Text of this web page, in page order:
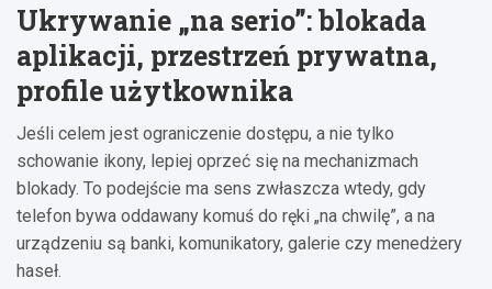
Ukrywanie „na serio”: blokada
aplikacji, przestrzeń prywatna,
profile użytkownika
Jeśli celem jest ograniczenie dostępu, a nie tylko
schowanie ikony, lepiej oprzeć się na mechanizmach
blokady. To podejście ma sens zwłaszcza wtedy, gdy
telefon bywa oddawany komuś do ręki „na chwilę”, a na
urządzeniu są banki, komunikatory, galerie czy menedżery
haseł.